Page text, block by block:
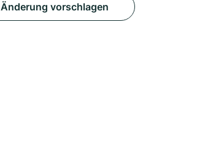
Änderung vorschlagen